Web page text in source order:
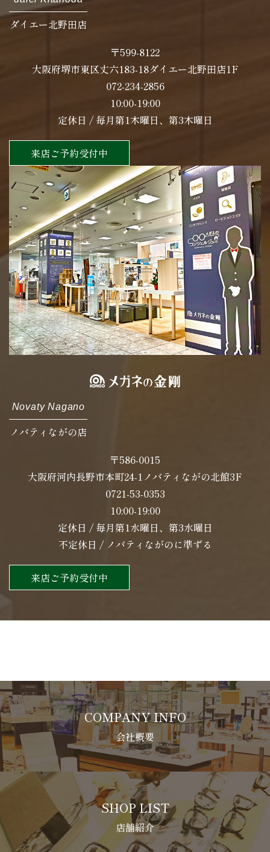
ダイエー北野田店
〒599-8122
大阪府堺市東区丈六183-18ダイエー北野田店1F
072-234-2856
10:00-19:00
定休日 / 毎月第1木曜日、第3木曜日
来店ご予約受付中
Novaty Nagano
ノバティながの店
〒586-0015
大阪府河内長野市本町24-1ノバティながの北館3F
0721-53-0353
10:00-19:00
定休日 / 毎月第1水曜日、第3水曜日
不定休日 / ノバティながのに準ずる
来店ご予約受付中
COMPANY INFO
会社概要
SHOP LIST
店舗紹介